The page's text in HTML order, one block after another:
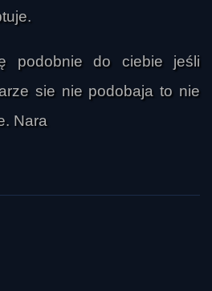
podobnie do ciebie jeśli
sie nie podobaja to nie
Nara